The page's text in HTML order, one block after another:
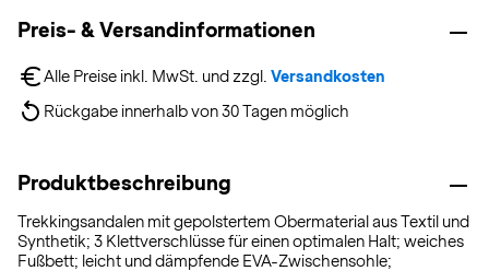
Preis- & Versandinformationen
Alle Preise inkl. MwSt. und zzgl. Versandkosten
Rückgabe innerhalb von 30 Tagen möglich
Produktbeschreibung
Trekkingsandalen mit gepolstertem Obermaterial aus Textil und
Synthetik; 3 Klettverschlüsse für einen optimalen Halt; weiches
Fußbett; leicht und dämpfende EVA-Zwischensohle;